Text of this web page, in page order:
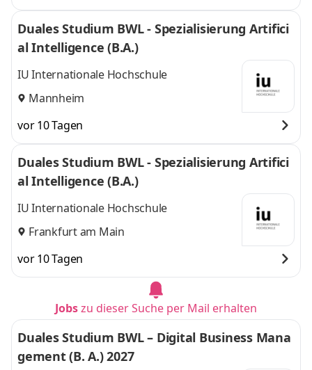
Duales Studium BWL - Spezialisierung Artifici
al Intelligence (B.A.)
IU Internationale Hochschule
Mannheim
vor 10 Tagen
Duales Studium BWL - Spezialisierung Artifici
al Intelligence (B.A.)
IU Internationale Hochschule
Frankfurt am Main
vor 10 Tagen
Jobszu dieser Suche per Mail erhalten
Duales Studium BWL – Digital Business Mana
gement (B. A.) 2027